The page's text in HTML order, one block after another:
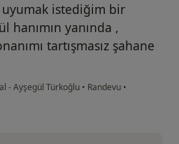
uyumak istediğim bir
hanımın yanında ,
tartışmasız şahane
- Ayşegül Türkoğlu • Randevu •